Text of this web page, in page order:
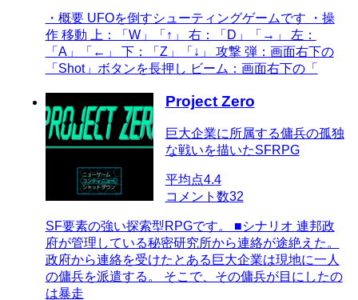
・概要 UFOを倒すシューティングゲームです ・操
作 移動 上：「W」「↑」 右：「D」「→」 左：
「A」「←」 下：「Z」「↓」 攻撃 弾：画面右下の
「Shot」ボタンを長押し ビーム：画面右下の「
Project Zero
巨大企業に所属する傭兵の孤独
な戦いを描いたSFRPG
平均点4.4
コメント数32
SF要素の強い探索型RPGです。 ■シナリオ 連邦政
府が管理している秘密研究所から連絡が途絶えた。
政府から連絡を受けたとある巨大企業は現地に一人
の傭兵を派遣する。 そこで、その傭兵が目にしたの
は暴走